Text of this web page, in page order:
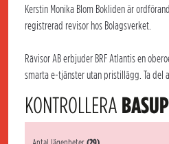
Kerstin Monika Blom Bokliden är
registrerad revisor hos Bolagsverket.
Rävisor AB erbjuder BRF Atlantis en
smarta e-tjänster utan pristillägg. Ta del
KONTROLLERA